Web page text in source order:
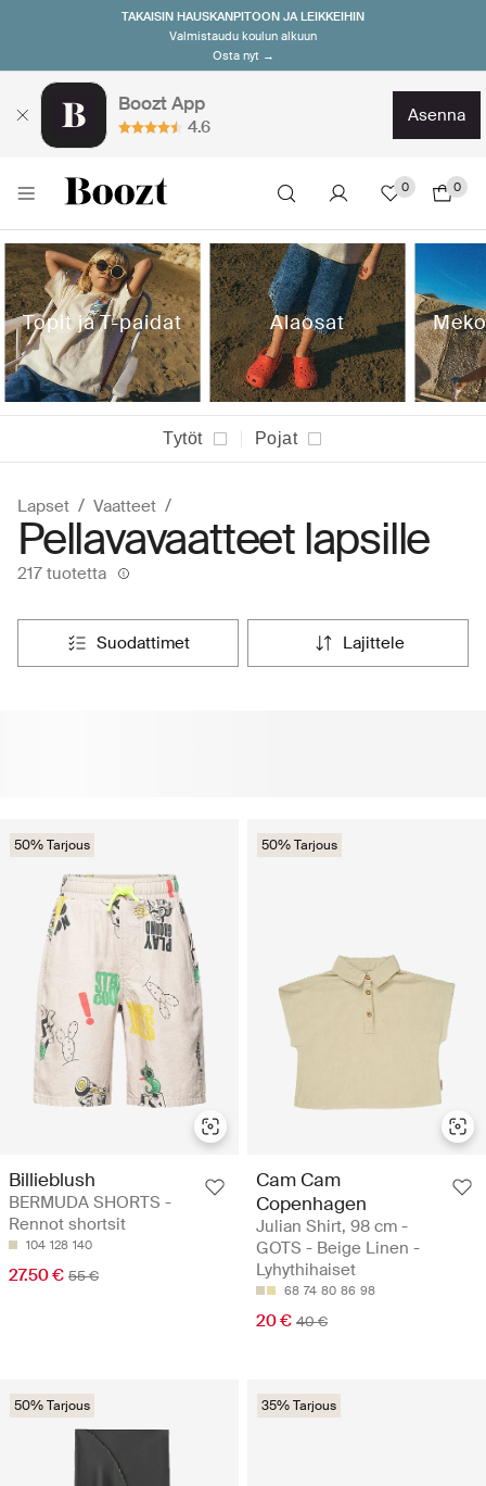
TAKAISIN HAUSKANPITOON JA LEIKKEIHIN
Valmistaudu koulun alkuun
Osta nyt →
Boozt App
4.6
asenna
0 0
Topit ja T-paidat Alaosat
Tytöt Pojat
Lapset Vaatteet
Pellavavaatteet lapsille
217 tuotetta
suodattimet lajittele
50% Tarjous
Billieblush
BERMUDA SHORTS -
Rennot shortsit
104 128 140
27.50 € 55 €
50% Tarjous
Cam Cam
Copenhagen
Julian Shirt, 98 cm -
GOTS - Beige Linen -
Lyhythihaiset
68 74 80 86 98
20 € 40 €
50% Tarjous 35% Tarjous